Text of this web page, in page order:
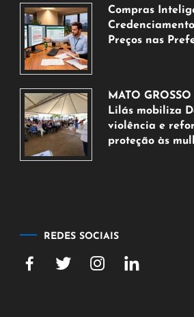
de
2026
Compras
Preços nas
agosto
de
2026
MATO
Lilás mobiliza
violência e
proteção às
REDES SOCIAIS